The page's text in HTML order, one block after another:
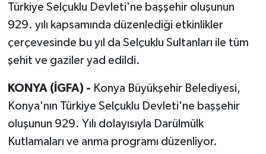
Türkiye Selçuklu Devleti'ne başşehir oluşunun
929. yılı kapsamında düzenlediği etkinlikler
çerçevesinde bu yıl da Selçuklu Sultanları ile tüm
şehit ve gaziler yad edildi.
KONYA (İGFA) - Konya Büyükşehir Belediyesi,
Konya'nın Türkiye Selçuklu Devleti'ne başşehir
oluşunun 929. Yılı dolayısıyla Darülmülk
Kutlamaları ve anma programı düzenliyor.